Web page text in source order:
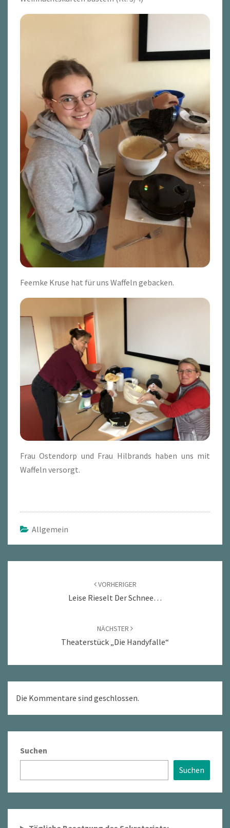
Feemke Kruse hat für uns Waffeln gebacken.
Frau Ostendorp und Frau Hilbrands haben uns mit
Waffeln versorgt.
Allgemein
VORHERIGER
Leise Rieselt Der Schnee…
NÄCHSTER
Theaterstück „Die Handyfalle“
Die Kommentare sind geschlossen.
Suchen
Suchen